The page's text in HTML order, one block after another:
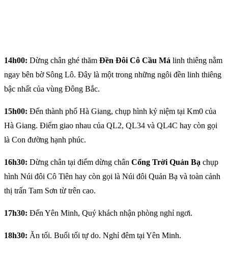
14h00: Dừng chân ghé thăm Đền Đôi Cô Cầu Má linh thiêng nằm
ngay bên bờ Sông Lô. Đây là một trong những ngôi đền linh thiêng
bậc nhất của vùng Đông Bắc.
15h00: Đến thành phố Hà Giang, chụp hình kỷ niệm tại Km0 của
Hà Giang. Điểm giao nhau của QL2, QL34 và QL4C hay còn gọi
là Con đường hạnh phúc.
16h30: Dừng chân tại điểm dừng chân Cổng Trời Quản Bạ chụp
hình Núi đôi Cô Tiên hay còn gọi là Núi đôi Quản Bạ và toàn cảnh
thị trấn Tam Sơn từ trên cao.
17h30: Đến Yên Minh, Quý khách nhận phòng nghỉ ngơi.
18h30: Ăn tối. Buổi tối tự do. Nghỉ đêm tại Yên Minh.